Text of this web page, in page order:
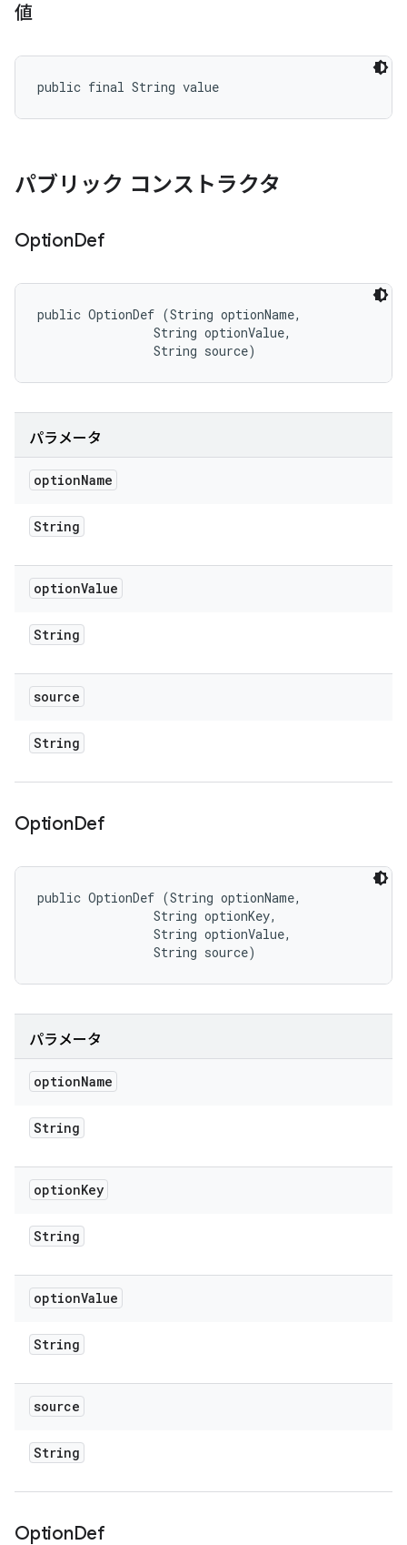
値
public final String value
パブリック コンストラクタ
OptionDef
public OptionDef (String optionName,
                String optionValue,
                String source)
パラメータ
optionName
String
optionValue
String
source
String
OptionDef
public OptionDef (String optionName,
                String optionKey,
                String optionValue,
                String source)
パラメータ
optionName
String
optionKey
String
optionValue
String
source
String
OptionDef